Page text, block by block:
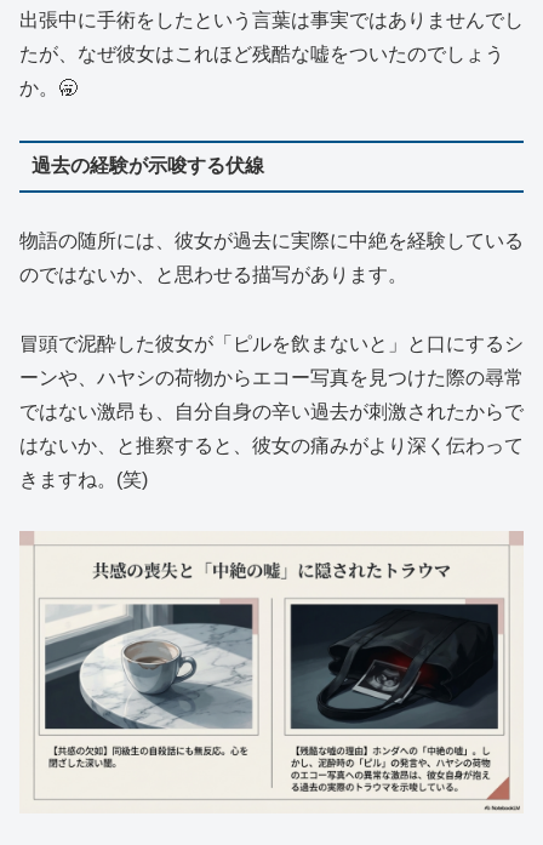
出張中に手術をしたという言葉は事実ではありませんでし
たが、なぜ彼女はこれほど残酷な嘘をついたのでしょう
か。🥱
過去の経験が示唆する伏線
物語の随所には、彼女が過去に実際に中絶を経験している
のではないか、と思わせる描写があります。
冒頭で泥酔した彼女が「ピルを飲まないと」と口にするシ
ーンや、ハヤシの荷物からエコー写真を見つけた際の尋常
ではない激昂も、自分自身の辛い過去が刺激されたからで
はないか、と推察すると、彼女の痛みがより深く伝わって
きますね。(笑)